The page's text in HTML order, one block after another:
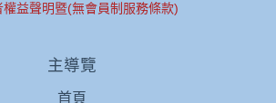
權益聲明暨(無會員制服務條款)
主導覽
首頁